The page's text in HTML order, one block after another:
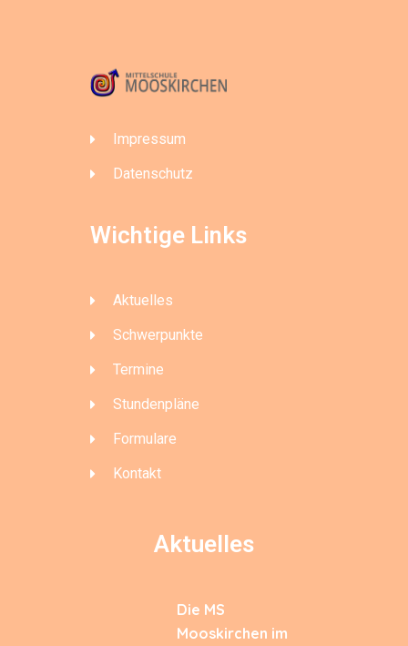
Impressum
Datenschutz
Wichtige Links
Aktuelles
Schwerpunkte
Termine
Stundenpläne
Formulare
Kontakt
Aktuelles
Die MS
Mooskirchen im